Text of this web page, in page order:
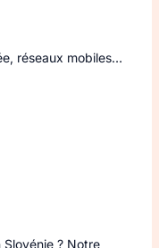
réseaux mobiles…
? Notre